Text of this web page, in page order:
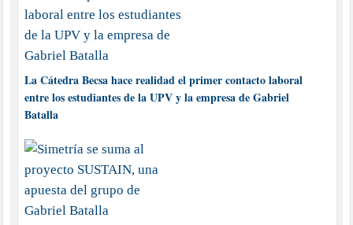
La Cátedra Becsa hace realidad el primer contacto laboral
entre los estudiantes de la UPV y la empresa de Gabriel
Batalla